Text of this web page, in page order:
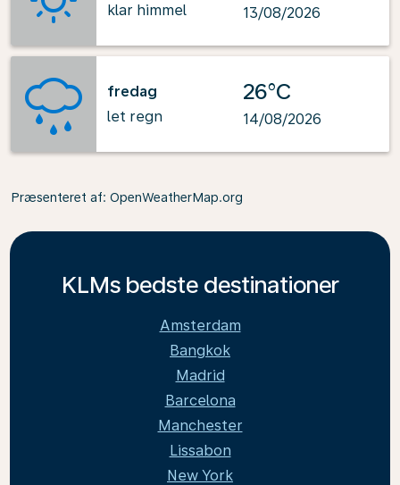
klar himmel
13/08/2026
fredag
let regn
26°C
14/08/2026
Præsenteret af: OpenWeatherMap.org
KLMs bedste destinationer
Amsterdam
Bangkok
Madrid
Barcelona
Manchester
Lissabon
New York